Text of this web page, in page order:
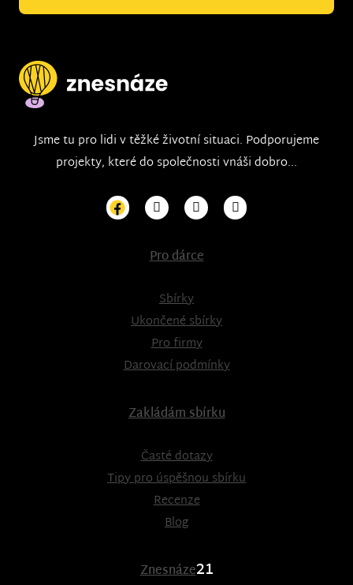
Jsme tu pro lidi v těžké životní situaci. Podporujeme
projekty, které do společnosti vnáši dobro...
Pro dárce
Sbírky
Ukončené sbírky
Pro firmy
Darovací podmínky
Zakládám sbírku
Časté dotazy
Tipy pro úspěšnou sbírku
Recenze
Blog
Znesnáze21